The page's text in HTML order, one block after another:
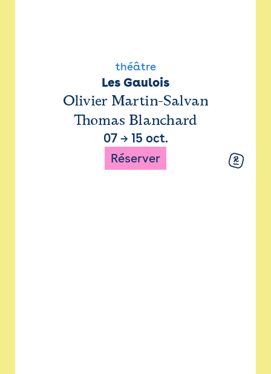
théâtre
Les Gaulois
Olivier Martin-Salvan
Thomas Blanchard
07→ 15 oct.
Réserver